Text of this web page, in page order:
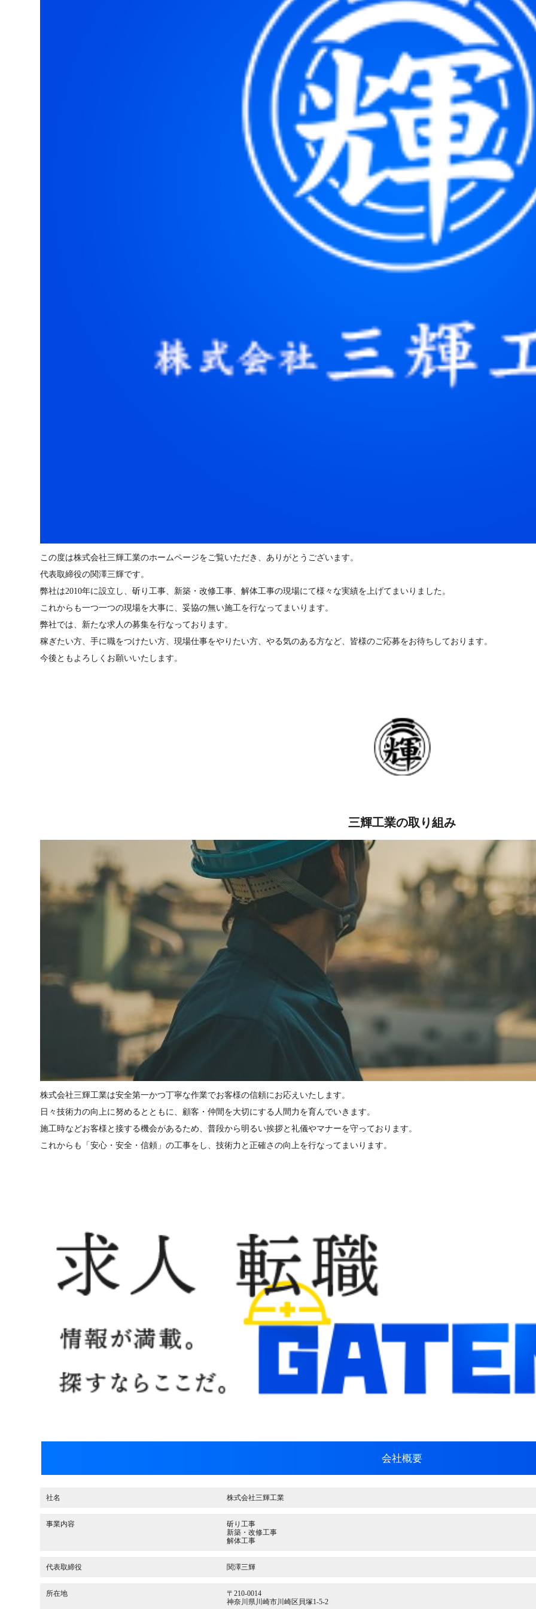
この度は株式会社三輝工業のホームページをご覧いただき、ありがとうございます。
代表取締役の関澤三輝です。
弊社は2010年に設立し、斫り工事、新築・改修工事、解体工事の現場にて様々な実績を上げてまいりました。
これからも一つ一つの現場を大事に、妥協の無い施工を行なってまいります。
弊社では、新たな求人の募集を行なっております。
稼ぎたい方、手に職をつけたい方、現場仕事をやりたい方、やる気のある方など、皆様のご応募をお待ちしております。
今後ともよろしくお願いいたします。
三輝工業の取り組み
株式会社三輝工業は安全第一かつ丁寧な作業でお客様の信頼にお応えいたします。
日々技術力の向上に努めるとともに、顧客・仲間を大切にする人間力を育んでいきます。
施工時などお客様と接する機会があるため、普段から明るい挨拶と礼儀やマナーを守っております。
これからも「安心・安全・信頼」の工事をし、技術力と正確さの向上を行なってまいります。
会社概要
社名 株式会社三輝工業
事業内容
斫り工事
新築・改修工事
解体工事
代表取締役 関澤三輝
所在地
〒210-0014
神奈川県川崎市川崎区貝塚1-5-2